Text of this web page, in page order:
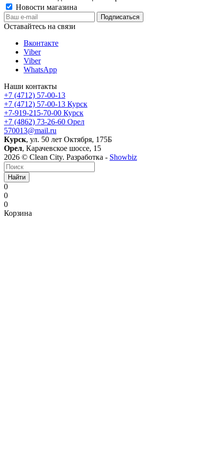
Новости магазина
Оставайтесь на связи
Вконтакте
Viber
Viber
WhatsApp
Наши контакты
+7 (4712) 57-00-13
+7 (4712) 57-00-13 Курск
+7-919-215-70-00 Курск
+7 (4862) 73-26-60 Орел
570013@mail.ru
Курск, ул. 50 лет Октября, 175Б
Орел, Карачевское шоссе, 15
2026 © Clean City. Разработка - Showbiz
Найти
0
0
0
Корзина